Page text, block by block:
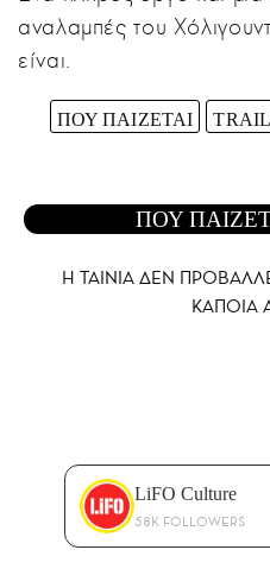
αναλαμπές του
είναι.
ΠΟΥ ΠΑΙΖΕΤΑΙ
ΠΟΥ
Η ΤΑΙΝΙΑ ΔΕΝ
ΚΑΠΟΙΑ
LiFO Culture
58K FOLLOWERS